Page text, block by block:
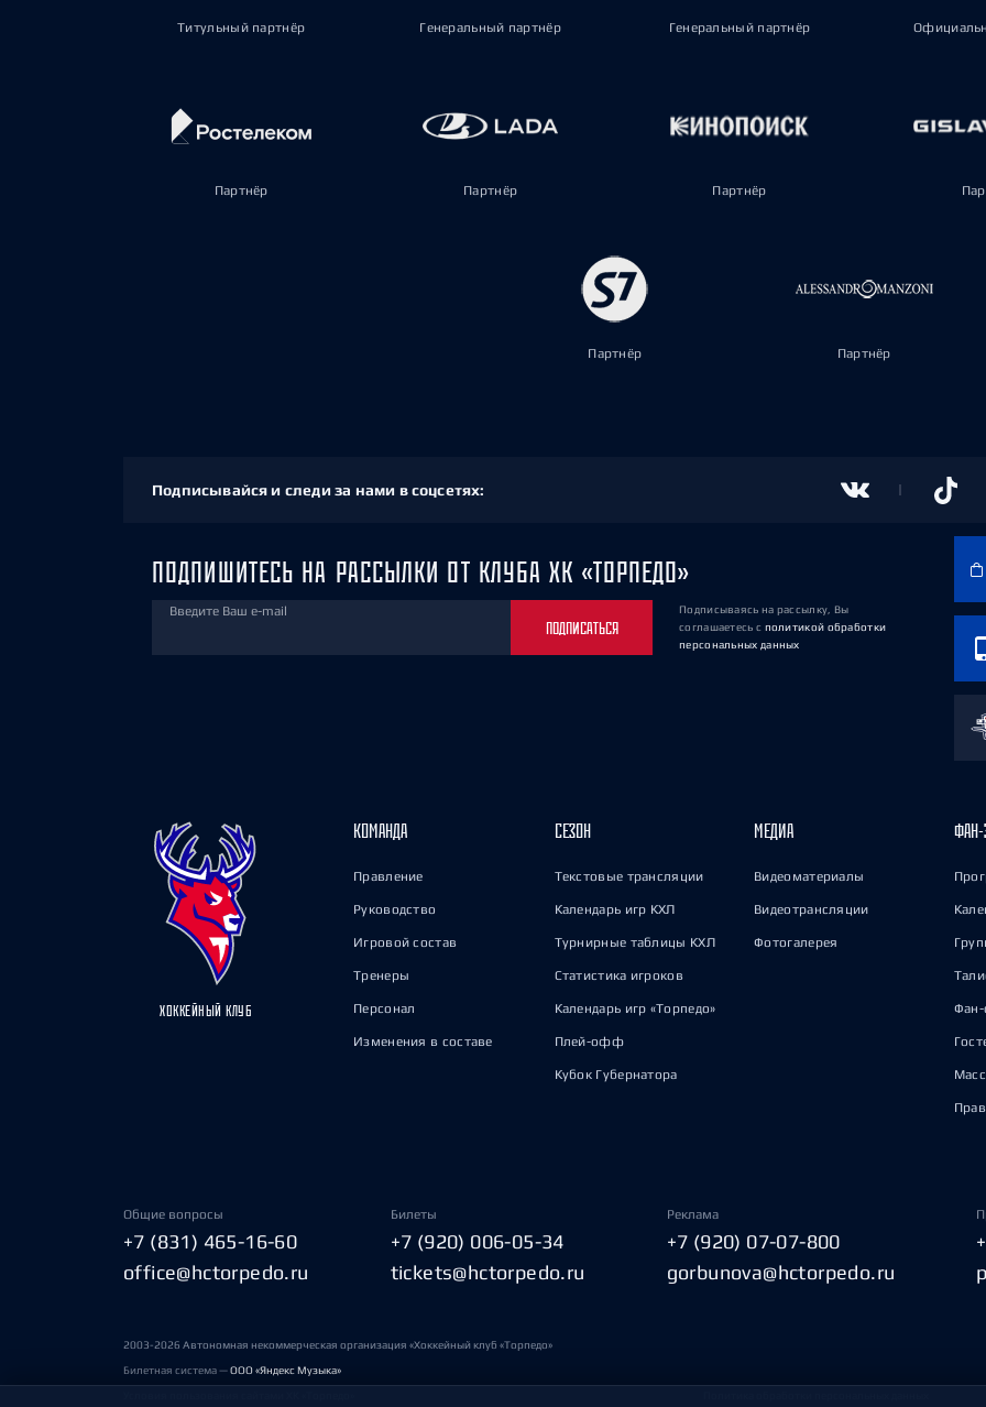
Титульный партнёр Генеральный партнёр Генеральный партнёр
Партнёр Партнёр Партнёр
Партнёр Партнёр
Подписывайся и следи за нами в соцсетях:
ПОДПИШИТЕСЬ НА РАССЫЛКИ ОТ КЛУБА ХК «ТОРПЕДО»
Введите Ваш e-mail
ПОДПИСАТЬСЯ
Подписываясь на рассылку, Вы
соглашаетесь с политикой обработки
персональных данных
ХОККЕЙНЫЙ КЛУБ
КОМАНДА
Правление
Руководство
Игровой состав
Тренеры
Персонал
Изменения в составе
СЕЗОН
Текстовые трансляции
Календарь игр КХЛ
Турнирные таблицы КХЛ
Статистика игроков
Календарь игр «Торпедо»
Плей-офф
Кубок Губернатора
МЕДИА
Видеоматериалы
Видеотрансляции
Фотогалерея
ФАН-
Фан-
Общие вопросы
+7 (831) 465-16-60
office@hctorpedo.ru
Билеты
+7 (920) 006-05-34
tickets@hctorpedo.ru
Реклама
+7 (920) 07-07-800
gorbunova@hctorpedo.ru
2003-2026 Автономная некоммерческая организация «Хоккейный клуб «Торпедо»
Билетная система —ООО «Яндекс Музыка»